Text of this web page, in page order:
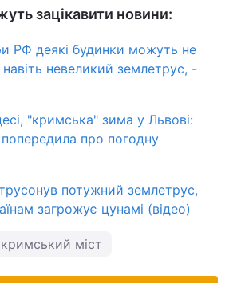
зацікавити новини:
РФ деякі будинки можуть не
невеликий землетрус, -
"кримська" зима у Львові:
про погодну
потужний землетрус,
загрожує цунамі (відео)
кримський міст